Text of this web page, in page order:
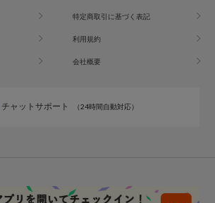
特定商取引に基づく表記
利用規約
会社概要
チャットサポート （24時間自動対応）